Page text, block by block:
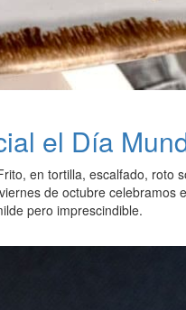
el Día
en tortilla, escalfado, roto
de octubre celebramos
pero imprescindible.